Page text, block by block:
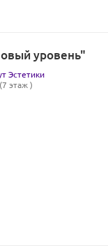
уровень"
Эстетики
этаж )